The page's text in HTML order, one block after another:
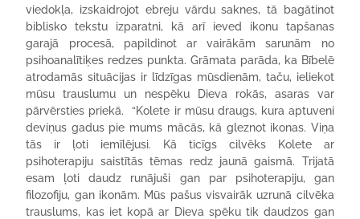
viedokļa, izskaidrojot ebreju vārdu saknes, tā bagātinot
biblisko tekstu izparatni, kā arī ieved ikonu tapšanas
garajā procesā, papildinot ar vairākām sarunām no
psihoanalītiķes redzes punkta. Grāmata parāda, ka Bībelē
atrodamās situācijas ir līdzīgas mūsdienām, taču, ieliekot
mūsu trauslumu un nespēku Dieva rokās, asaras var
pārvērsties priekā. “Kolete ir mūsu draugs, kura aptuveni
deviņus gadus pie mums mācās, kā gleznot ikonas. Viņa
tās ir ļoti iemīlējusi. Kā ticīgs cilvēks Kolete ar
psihoterapiju saistītās tēmas redz jaunā gaismā. Trijatā
esam ļoti daudz runājuši gan par psihoterapiju, gan
filozofiju, gan ikonām. Mūs pašus visvairāk uzrunā cilvēka
trauslums, kas iet kopā ar Dieva spēku tik daudzos gan